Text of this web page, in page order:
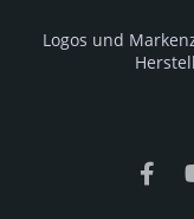
Logos und